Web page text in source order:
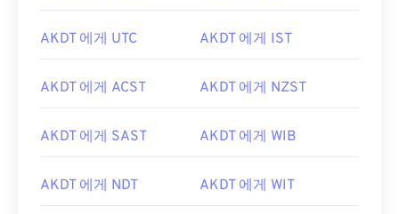
AKDT 에게 UTC AKDT 에게 IST
AKDT 에게 ACST AKDT 에게 NZST
AKDT 에게 SAST AKDT 에게 WIB
AKDT 에게 NDT AKDT 에게 WIT